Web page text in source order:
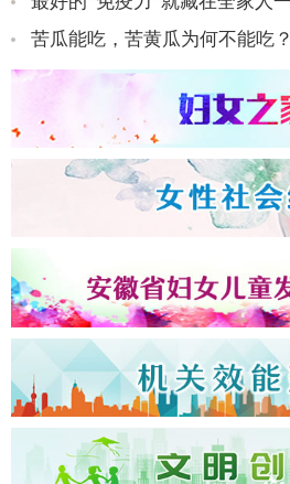
全国三八红旗手王会知…
全国三八红旗手李丹…
苦瓜能吃，苦黄瓜为何不能吃？